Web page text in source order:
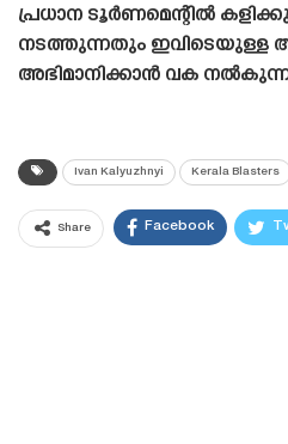
പ്രധാന ടൂർണമെന്റിൽ
നടത്തുന്നതും ഇവിടെയുള്ള
അഭിമാനിക്കാൻ വക
Ivan Kalyuzhnyi Kerala Blasters
Share Facebook